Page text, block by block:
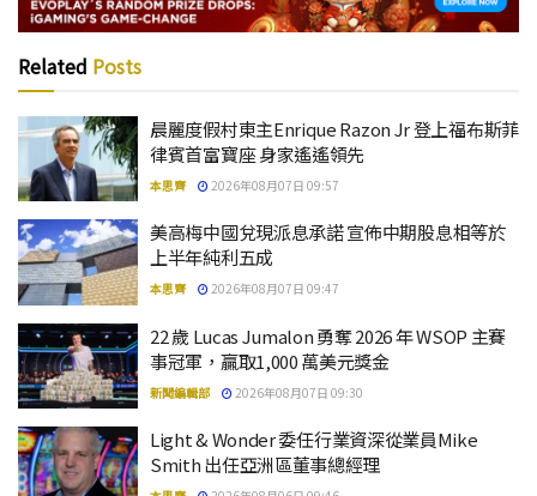
Related Posts
晨麗度假村東主Enrique Razon Jr 登上福布斯菲
律賓首富寶座 身家遙遙領先
本思齊 2026年08月07日 09:57
美高梅中國兌現派息承諾 宣佈中期股息相等於
上半年純利五成
本思齊 2026年08月07日 09:47
22 歲 Lucas Jumalon 勇奪 2026 年 WSOP 主賽
事冠軍，贏取1,000 萬美元獎金
新聞編輯部 2026年08月07日 09:30
Light & Wonder 委任行業資深從業員Mike
Smith 出任亞洲區董事總經理